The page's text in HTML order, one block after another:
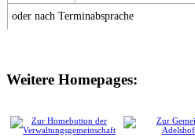
oder nach Terminabsprache
Weitere Homepages: